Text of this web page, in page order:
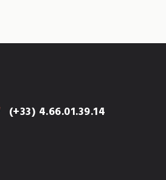
(+33) 4.66.01.39.14